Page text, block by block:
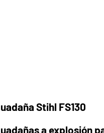
Stihl FS130
a explosión